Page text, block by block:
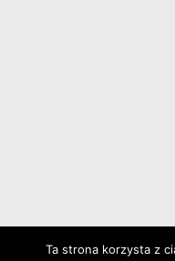
Ta strona korzysta z